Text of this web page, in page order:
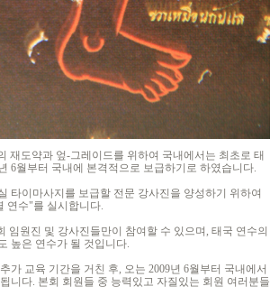
재도약과 엎-그레이드를 위하여 국내에서는 최초로 태
6월부터 국내에 본격적으로 보급하기로 하였습니다.
타이마사지를 보급할 전문 강사진을 양성하기 위하여
연수"를 실시합니다.
원진 및 강사진들만이 참여할 수 있으며, 태국 연수의
높은 연수가 될 것입니다.
가 교육 기간을 거친 후, 오는 2009년 6월부터 국내에서
니다. 본회 회원들 중 능력있고 자질있는 회원 여러분들